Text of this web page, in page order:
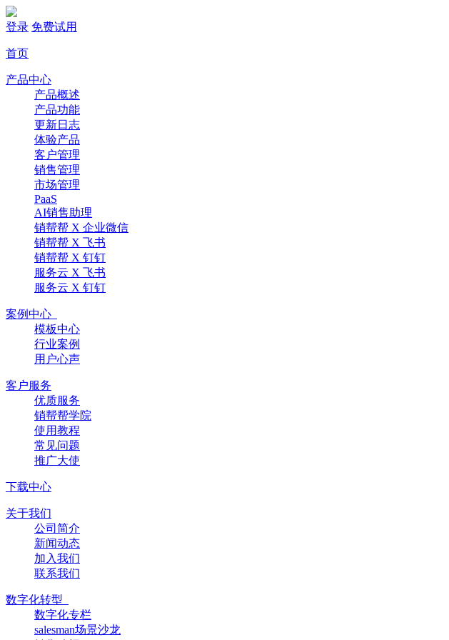
登录 免费试用
首页
产品中心
产品概述
产品功能
更新日志
体验产品
客户管理
销售管理
市场管理
PaaS
AI销售助理
销帮帮 X 企业微信
销帮帮 X 飞书
销帮帮 X 钉钉
服务云 X 飞书
服务云 X 钉钉
案例中心
模板中心
行业案例
用户心声
客户服务
优质服务
销帮帮学院
使用教程
常见问题
推广大使
下载中心
关于我们
公司简介
新闻动态
加入我们
联系我们
数字化转型
数字化专栏
salesman场景沙龙